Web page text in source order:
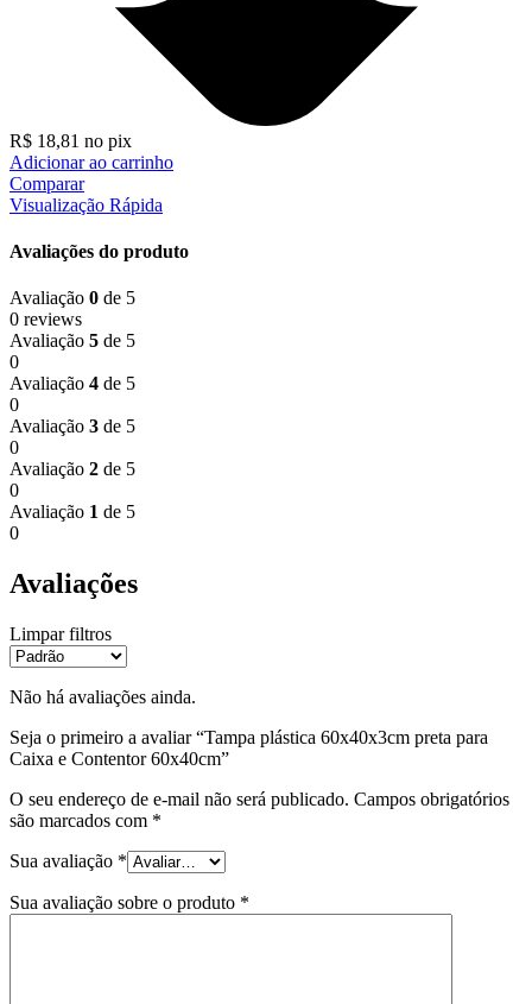
R$ 18,81 no pix
Adicionar ao carrinho
Comparar
Visualização Rápida
Avaliações do produto
Avaliação 0 de 5
0 reviews
Avaliação 5 de 5
0
Avaliação 4 de 5
0
Avaliação 3 de 5
0
Avaliação 2 de 5
0
Avaliação 1 de 5
0
Avaliações
Limpar filtros
Não há avaliações ainda.
Seja o primeiro a avaliar “Tampa plástica 60x40x3cm preta para
Caixa e Contentor 60x40cm”
O seu endereço de e-mail não será publicado. Campos obrigatórios
são marcados com *
Sua avaliação *
Sua avaliação sobre o produto *